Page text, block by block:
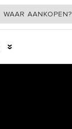
WAAR AANKOPEN?